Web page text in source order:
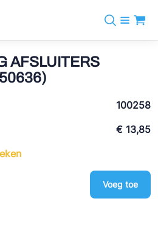
AFSLUITERS
100258
€ 13,85
Voeg toe